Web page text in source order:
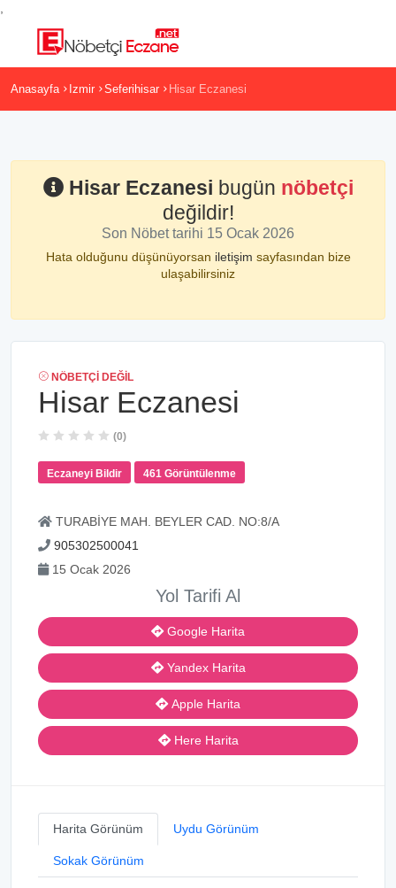
Anasayfa Izmir Seferihisar Hisar Eczanesi
Hisar Eczanesi bugün nöbetçi
değildir!
Son Nöbet tarihi 15 Ocak 2026
Hata olduğunu düşünüyorsan iletişim sayfasından bize
ulaşabilirsiniz
NÖBETÇI DEĞIL
Hisar Eczanesi
(0)
Eczaneyi Bildir 461 Görüntülenme
TURABİYE MAH. BEYLER CAD. NO:8/A
905302500041
15 Ocak 2026
Yol Tarifi Al
Google Harita
Yandex Harita
Apple Harita
Here Harita
Harita Görünüm Uydu Görünüm
Sokak Görünüm